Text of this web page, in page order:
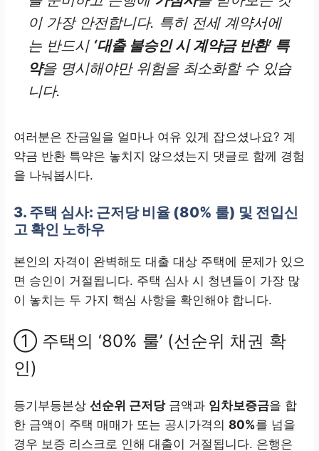
이 가장 안전합니다. 특히 전세 계약서에
는 반드시 ‘대출 불승인 시 계약금 반환’ 특
약을 명시해야만 위험을 최소화할 수 있습
니다.
여러분은 잔금일을 얼마나 여유 있게 잡으셨나요? 계
약금 반환 특약은 놓치지 않으셨는지 댓글로 함께 경험
을 나눠봅시다.
3. 주택 심사: 근저당 비율 (80% 룰) 및 전입신
고 확인 노하우
본인의 자격이 완벽해도 대출 대상 주택에 문제가 있으
면 승인이 거절됩니다. 주택 심사 시 청년들이 가장 많
이 놓치는 두 가지 핵심 사항을 확인해야 합니다.
① 주택의 ‘80% 룰’ (선순위 채권 확
인)
등기부등본상 선순위 근저당금액과 임차보증금을 합
한 금액이 주택 매매가 또는 공시가격의 80%를 넘을
경우 보증 리스크로 인해 대출이 거절됩니다. 은행은